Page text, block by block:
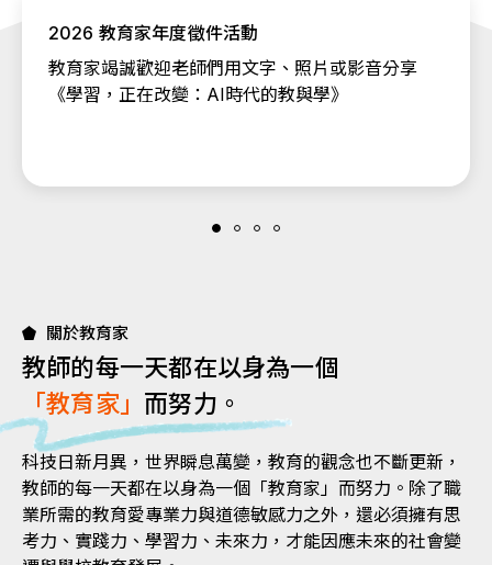
2026 教育家年度徵件活動
教育家竭誠歡迎老師們用文字、照片或影音分享
《學習，正在改變：AI時代的教與學》
關於教育家
教師的每一天都在以身為一個
「教育家」 而努力。
科技日新月異，世界瞬息萬變，教育的觀念也不斷更新，
教師的每一天都在以身為一個「教育家」而努力。除了職
業所需的教育愛專業力與道德敏感力之外，還必須擁有思
考力、實踐力、學習力、未來力，才能因應未來的社會變